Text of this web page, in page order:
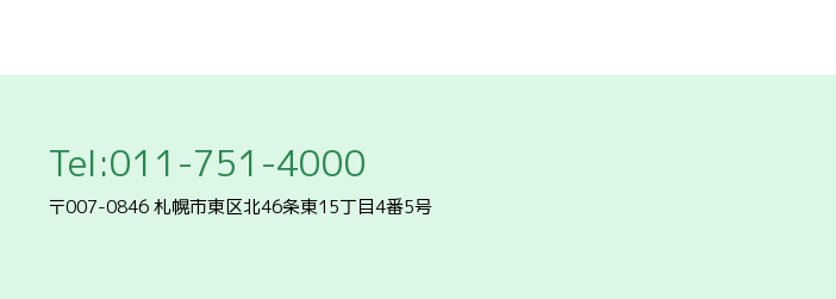
Tel:011-751-4000
〒007-0846 札幌市東区北46条東15丁目4番5号